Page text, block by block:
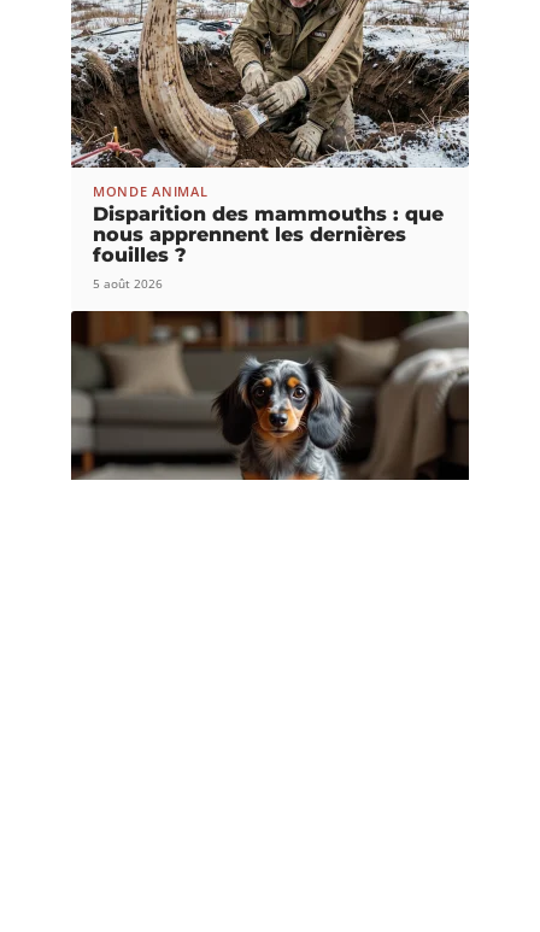
MONDE ANIMAL
Disparition des mammouths : que
nous apprennent les dernières
fouilles ?
5 août 2026